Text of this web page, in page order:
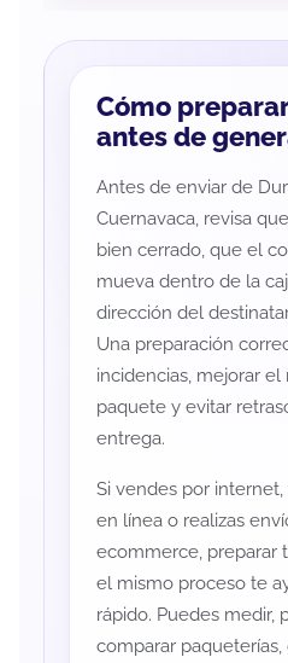
Cómo
antes de
Antes de enviar de
Cuernavaca, revisa
bien cerrado, que el
mueva dentro de la
dirección del
Una preparación
incidencias, mejorar el
paquete y evitar
entrega.
Si vendes por
en línea o realizas
ecommerce, preparar
el mismo proceso te
rápido. Puedes medir,
comparar